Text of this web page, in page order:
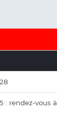
: rendez-vous à